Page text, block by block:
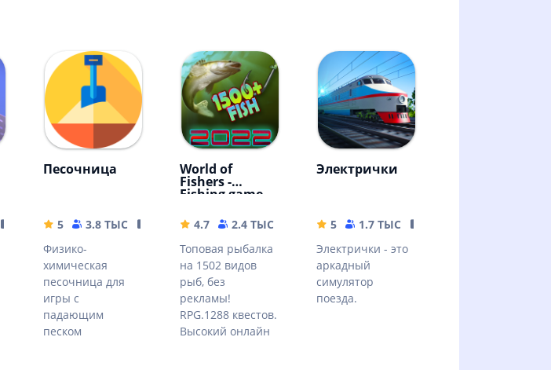
122.8 MB
Песочница
5 3.8 ТЫС
3.11 MB
Физико-
химическая
песочница для
игры с
падающим
песком
World of
Fishers -
Fishing game
4.7 2.4 ТЫС
114.61 MB
Топовая рыбалка
на 1502 видов
рыб, без
рекламы!
RPG.1288 квестов.
Высокий онлайн
Электрички
5 1.7 ТЫС
Электрички - это
аркадный
симулятор
поезда.